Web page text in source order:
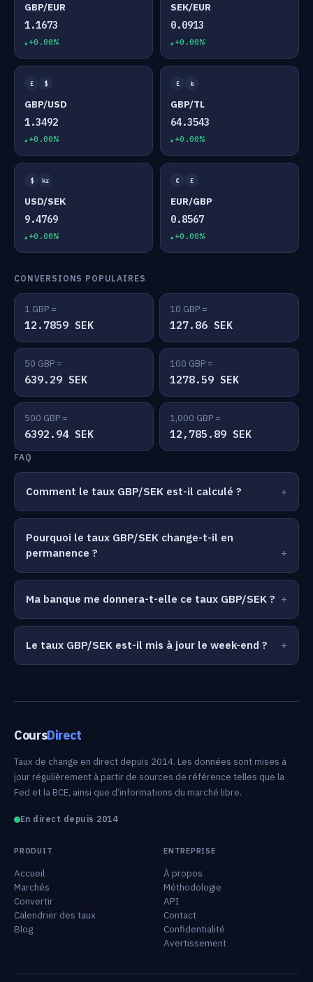
GBP/EUR
1.1673
+0.00%
SEK/EUR
0.0913
+0.00%
£ $
GBP/USD
1.3492
+0.00%
£ ₺
GBP/TL
64.3543
+0.00%
$ kr
USD/SEK
9.4769
+0.00%
€ £
EUR/GBP
0.8567
+0.00%
CONVERSIONS POPULAIRES
1 GBP =
12.7859 SEK
10 GBP =
127.86 SEK
50 GBP =
639.29 SEK
100 GBP =
1278.59 SEK
500 GBP =
6392.94 SEK
1,000 GBP =
12,785.89 SEK
FAQ
Comment le taux GBP/SEK est-il calculé ?
Pourquoi le taux GBP/SEK change-t-il en
permanence ?
Ma banque me donnera-t-elle ce taux GBP/SEK ?
Le taux GBP/SEK est-il mis à jour le week-end ?
CoursDirect
Taux de change en direct depuis 2014. Les données sont mises à
jour régulièrement à partir de sources de référence telles que la
Fed et la BCE, ainsi que d’informations du marché libre.
En direct depuis 2014
PRODUIT
Accueil
Marchés
Convertir
Calendrier des taux
Blog
ENTREPRISE
À propos
Méthodologie
API
Contact
Confidentialité
Avertissement